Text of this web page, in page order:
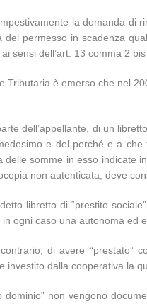
la domanda
permesso in scadenza
sensi dell’art. 13 comma 2
Tributaria è emerso che nel
dell’appellante, di un
e del perché e a
somme in esso
non autenticata, deve
libretto di “prestito
ogni caso una autonoma ed
di avere
dalla cooperativa la
dominio” non vengono